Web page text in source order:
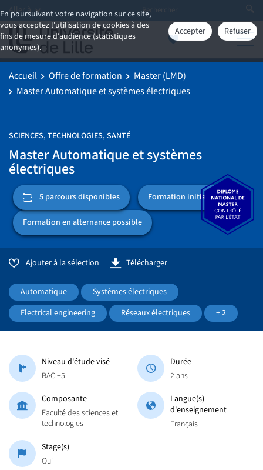
En poursuivant votre navigation sur ce site,
vous acceptez l'utilisation de cookies à des
fins de mesure d'audience (statistiques
anonymes).
Accepter Refuser
Aller à
Accueil Offre de formation
Master (LMD)
Master Automatique et systèmes électriques
SCIENCES, TECHNOLOGIES, SANTÉ
Master Automatique et systèmes
électriques
5 parcours disponibles Formation initiale
Formation en alternance possible
Ajouter à la sélection Télécharger
Automatique
Systèmes électriques
Electrical engineering
Réseaux électriques + 2
Niveau d'étude visé
BAC +5
Durée
2 ans
Composante
Faculté des sciences et
technologies
Langue(s)
d'enseignement
Français
Stage(s)
Oui